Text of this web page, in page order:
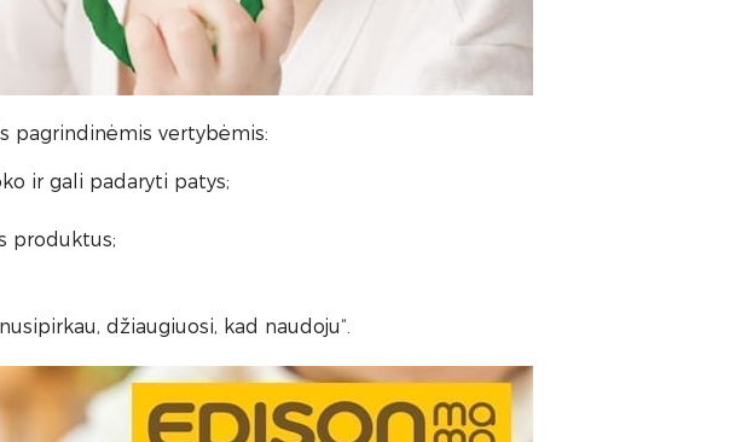
pagrindinėmis vertybėmis:
ir gali padaryti patys;
produktus;
džiaugiuosi, kad naudoju“.